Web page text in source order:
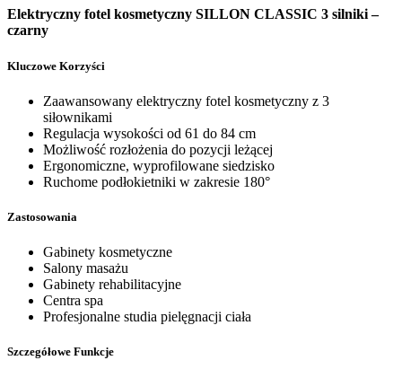
Elektryczny fotel kosmetyczny SILLON CLASSIC 3 silniki –
czarny
Kluczowe Korzyści
Zaawansowany elektryczny fotel kosmetyczny z 3
siłownikami
Regulacja wysokości od 61 do 84 cm
Możliwość rozłożenia do pozycji leżącej
Ergonomiczne, wyprofilowane siedzisko
Ruchome podłokietniki w zakresie 180°
Zastosowania
Gabinety kosmetyczne
Salony masażu
Gabinety rehabilitacyjne
Centra spa
Profesjonalne studia pielęgnacji ciała
Szczegółowe Funkcje